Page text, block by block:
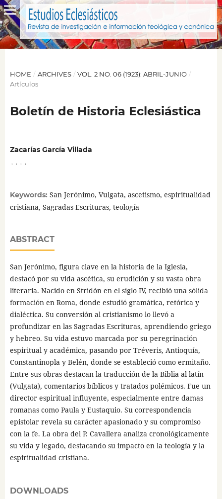
HOME / ARCHIVES / VOL. 2 NO. 06 (1923): ABRIL-JUNIO /
Artículos
Boletín de Historia Eclesiástica
Zacarías García Villada
Keywords: San Jerónimo, Vulgata, ascetismo, espiritualidad
cristiana, Sagradas Escrituras, teología
ABSTRACT
San Jerónimo, figura clave en la historia de la Iglesia,
destacó por su vida ascética, su erudición y su vasta obra
literaria. Nacido en Stridón en el siglo IV, recibió una sólida
formación en Roma, donde estudió gramática, retórica y
dialéctica. Su conversión al cristianismo lo llevó a
profundizar en las Sagradas Escrituras, aprendiendo griego
y hebreo. Su vida estuvo marcada por su peregrinación
espiritual y académica, pasando por Tréveris, Antioquía,
Constantinopla y Belén, donde se estableció como ermitaño.
Entre sus obras destacan la traducción de la Biblia al latín
(Vulgata), comentarios bíblicos y tratados polémicos. Fue un
director espiritual influyente, especialmente entre damas
romanas como Paula y Eustaquio. Su correspondencia
epistolar revela su carácter apasionado y su compromiso
con la fe. La obra del P. Cavallera analiza cronológicamente
su vida y legado, destacando su impacto en la teología y la
espiritualidad cristiana.
DOWNLOADS